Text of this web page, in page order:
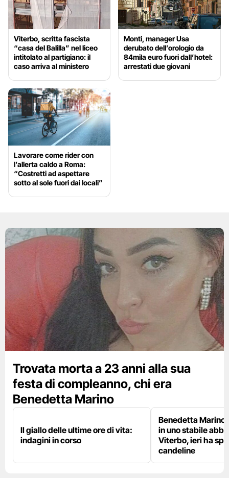
Viterbo, scritta fascista
“casa del Balilla” nel liceo
intitolato al partigiano: il
caso arriva al ministero
Monti, manager Usa
derubato dell’orologio da
84mila euro fuori dall’hotel:
arrestati due giovani
Lavorare come rider con
l’allerta caldo a Roma:
“Costretti ad aspettare
sotto al sole fuori dai locali”
Trovata morta a 23 anni alla sua
festa di compleanno, chi era
Benedetta Marino
Il giallo delle ultime ore di vita:
indagini in corso
Benedetta Marino
in uno stabile
Viterbo, ieri ha
candeline